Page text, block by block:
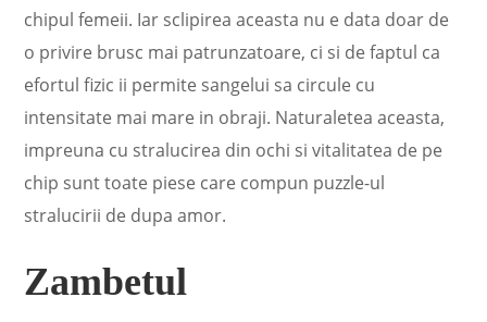
chipul femeii. Iar sclipirea aceasta nu e data doar de
o privire brusc mai patrunzatoare, ci si de faptul ca
efortul fizic ii permite sangelui sa circule cu
intensitate mai mare in obraji. Naturaletea aceasta,
impreuna cu stralucirea din ochi si vitalitatea de pe
chip sunt toate piese care compun puzzle-ul
stralucirii de dupa amor.
Zambetul